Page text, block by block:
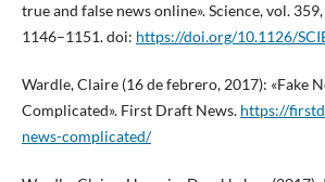
true and false news online». Science, vol.
1146–1151. doi: https://doi.org/10.1126/
Wardle, Claire (16 de febrero, 2017): «Fake
Complicated». First Draft News. https://
news-complicated/